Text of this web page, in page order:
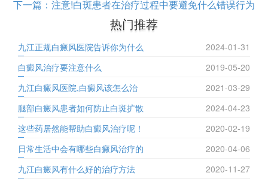
下一篇： 注意!白斑患者在治疗过程中要避免什么错误行为
热门推荐
九江正规白癜风医院告诉你为什么
2024-01-31
白癜风治疗要注意什么
2019-05-20
九江白癜风医院,白癜风该怎么治
2021-03-29
腿部白癜风患者如何防止白斑扩散
2024-04-23
这些药居然能帮助白癜风治疗呢！
2020-02-19
日常生活中会有哪些白癜风治疗的
2020-04-06
九江白癜风有什么好的治疗方法
2020-11-27